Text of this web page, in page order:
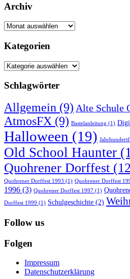
Archiv
Archiv
Kategorien
Kategorien
Schlagwörter
Allgemein (9) Alte Schule
AtmosFX (9) Bastelanleitung (1)
Halloween (19)
Old School Haunter
Quohrener Dorffest
Quohrener Dorffest 1993 (1) Quohrener Dorffest
1996 (3) Quohrener Dorffest 1997 (1)
Dorffest 1999 (1) Schulgeschichte (2)
Follow us
Folgen
Impressum
Datenschutzerklärung